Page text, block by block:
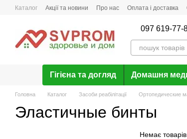
Перейти до основного контенту
Каталог Акції та новини Про нас Оплата і доставка
097 619-77-
Гігієна та догляд Домашня
Головна Каталог Засоби реабілітації Ортопедические
Эластичные бинты
Немає товарів